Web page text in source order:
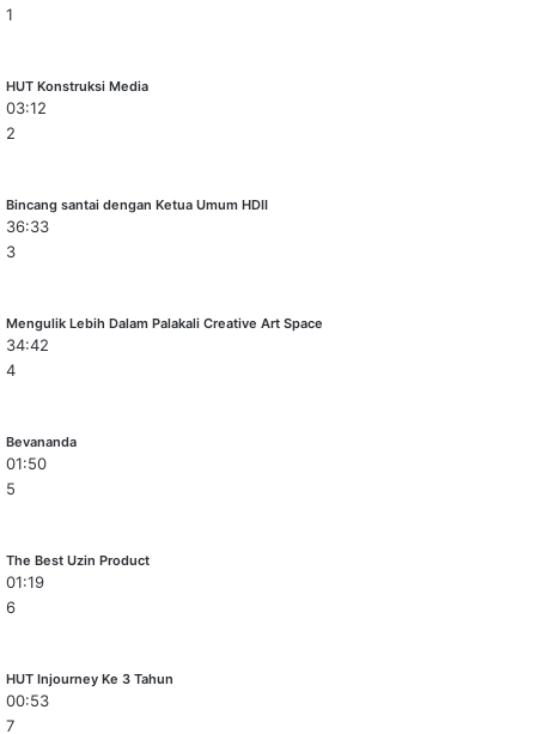
1
HUT Konstruksi Media
03:12
2
Bincang santai dengan Ketua Umum HDII
36:33
3
Mengulik Lebih Dalam Palakali Creative Art Space
34:42
4
Bevananda
01:50
5
The Best Uzin Product
01:19
6
HUT Injourney Ke 3 Tahun
00:53
7